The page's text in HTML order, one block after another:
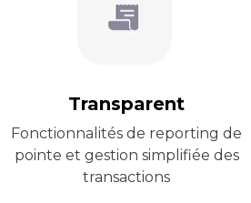
Transparent
Fonctionnalités de reporting de
pointe et gestion simplifiée des
transactions